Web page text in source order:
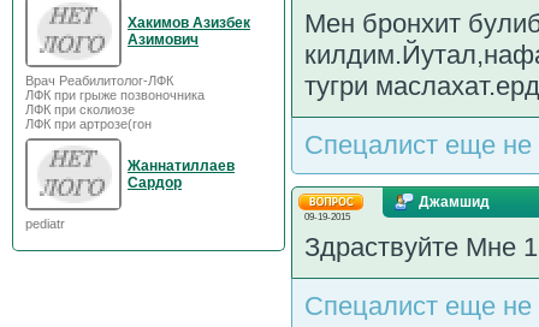
Хакимов Азизбек
Азимович
Врач Реабилитолог-ЛФК
ЛФК при грыже позвоночника
ЛФК при сколиозе
ЛФК при артрозе(гон
Жаннатиллаев
Сардор
pediatr
Мен бронхит
тугри
Спецалист еще не
09-19-2015
Джамшид
Здраствуйте Мне
Спецалист еще не